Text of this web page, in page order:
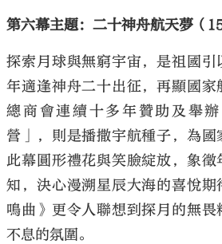
第六幕主題：二十神舟航天夢（
探索月球與無窮宇宙，是祖國
年適逢神舟二十出征，再顯國
總商會連續十多年贊助及舉
營」，則是播撒宇航種子，為國
此幕圓形禮花與笑臉綻放，象
知，決心漫溯星辰大海的喜悅
鳴曲》更令人聯想到探月的無
不息的氛圍。